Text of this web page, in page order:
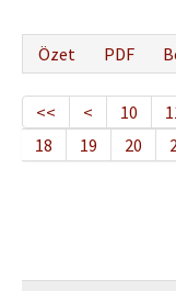
Özet
PDF
<< < 10
18
19 20